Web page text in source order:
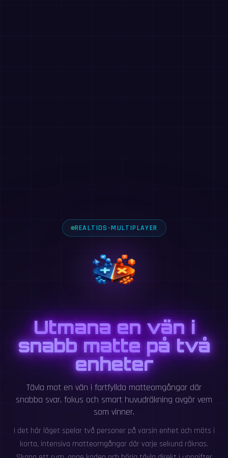
REALTIDS-MULTIPLAYER
Utmana en vän i
snabb matte på två
enheter
Tävla mot en vän i fartfyllda matteomgångar där
snabba svar, fokus och smart huvudräkning avgör vem
som vinner.
I det här läget spelar två personer på varsin enhet och möts i
korta, intensiva matteomgångar där varje sekund räknas.